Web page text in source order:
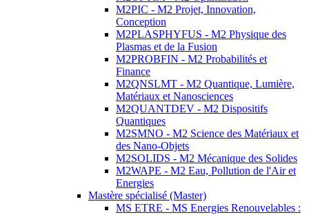
M2PIC - M2 Projet, Innovation,
Conception
M2PLASPHYFUS - M2 Physique des
Plasmas et de la Fusion
M2PROBFIN - M2 Probabilités et
Finance
M2QNSLMT - M2 Quantique, Lumière,
Matériaux et Nanosciences
M2QUANTDEV - M2 Dispositifs
Quantiques
M2SMNO - M2 Science des Matériaux et
des Nano-Objets
M2SOLIDS - M2 Mécanique des Solides
M2WAPE - M2 Eau, Pollution de l'Air et
Energies
Mastère spécialisé (Master)
MS ETRE - MS Energies Renouvelables :